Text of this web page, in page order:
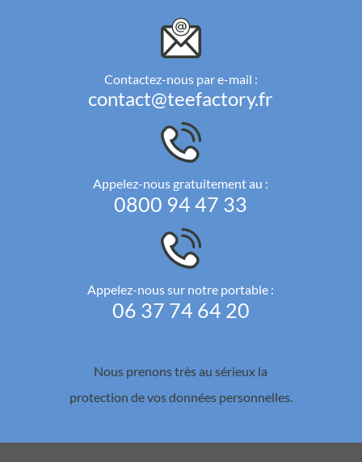
Contactez-nous par e-mail :
contact@teefactory.fr
Appelez-nous gratuitement au :
0800 94 47 33
Appelez-nous sur notre portable :
06 37 74 64 20
Nous prenons très au sérieux la
protection de vos données personnelles.